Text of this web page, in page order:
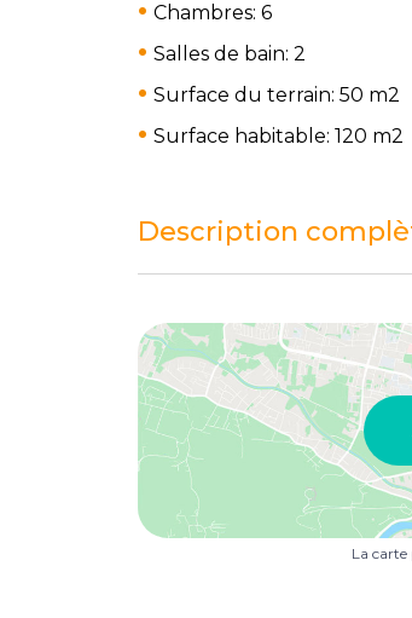
Chambres: 6
Salles de bain: 2
Surface du terrain: 50 m2
Surface habitable: 120 m2
Description
La